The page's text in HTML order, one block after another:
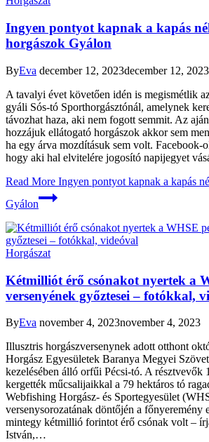
Ingyen pontyot kapnak a kapás
horgászok Gyálon
ByEva december 12, 2023december 12, 2023
A tavalyi évet követően idén is megismétlik
gyáli Sós-tó Sporthorgásztónál, amelynek
távozhat haza, aki nem fogott semmit. Az
hozzájuk ellátogató horgászok akkor sem
ha egy árva mozdításuk sem volt. Facebook-
hogy aki hal elvitelére jogosító napijegyet
Read More Ingyen pontyot kapnak a kapás
Gyálon
Horgászat
Kétmilliót érő csónakot nyertek a
versenyének győztesei – fotókkal,
ByEva november 4, 2023november 4, 2023
Illusztris horgászversenynek adott otthont
Horgász Egyesületek Baranya Megyei
kezelésében álló orfűi Pécsi-tó. A résztvevők
kergették műcsalijaikkal a 79 hektáros tó
Webfishing Horgász- és Sportegyesület
versenysorozatának döntőjén a főnyeremény
mintegy kétmillió forintot érő csónak volt –
István,…